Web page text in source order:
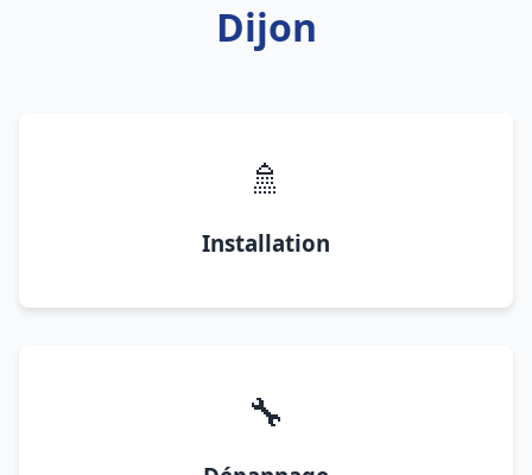
Dijon
🚿
Installation
🔧